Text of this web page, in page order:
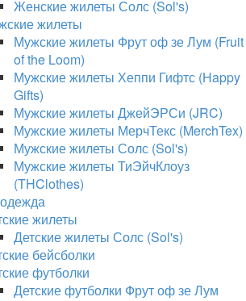
Женские жилеты Солс (Sol's)
жилеты
Мужские жилеты Фрут оф зе Лум (Fruit
of the Loom)
Мужские жилеты Хеппи Гифтс (Happy
Gifts)
Мужские жилеты ДжейЭРСи (JRC)
Мужские жилеты МерчТекс (MerchTex)
Мужские жилеты Солс (Sol's)
Мужские жилеты ТиЭйчКлоуз
(THClothes)
жилеты
Детские жилеты Солс (Sol's)
бейсболки
футболки
Детские футболки Фрут оф зе Лум